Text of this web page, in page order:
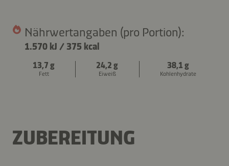
Nährwertangaben (pro Portion):
1.570 kJ / 375 kcal
13,7 g
Fett
24,2 g
Eiweiß
38,1 g
Kohlenhydrate
ZUBEREITUNG